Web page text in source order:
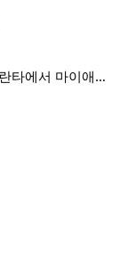
[푸른투어] VIP 리무진 버스로 떠나는 애틀란타에서 마이애미까지